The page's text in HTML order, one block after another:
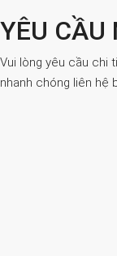
YÊU CẦU
Vui lòng yêu cầu chi
nhanh chóng liên hệ